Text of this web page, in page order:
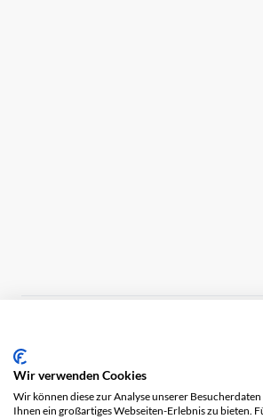
Wir verwenden Cookies
Wir können diese zur Analyse unserer
Ihnen ein großartiges Webseiten-Erlebnis zu bieten.